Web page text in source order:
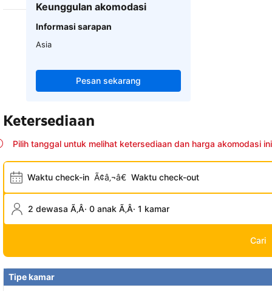
Keunggulan akomodasi
Informasi sarapan
Asia
Pesan sekarang
Ketersediaan
Pilih tanggal untuk melihat ketersediaan dan harga akomodasi ini
Waktu check-in Ã¢â‚¬â€ Waktu check-out
2 dewasa Ã‚Â· 0 anak Ã‚Â· 1 kamar
Cari
Tipe kamar